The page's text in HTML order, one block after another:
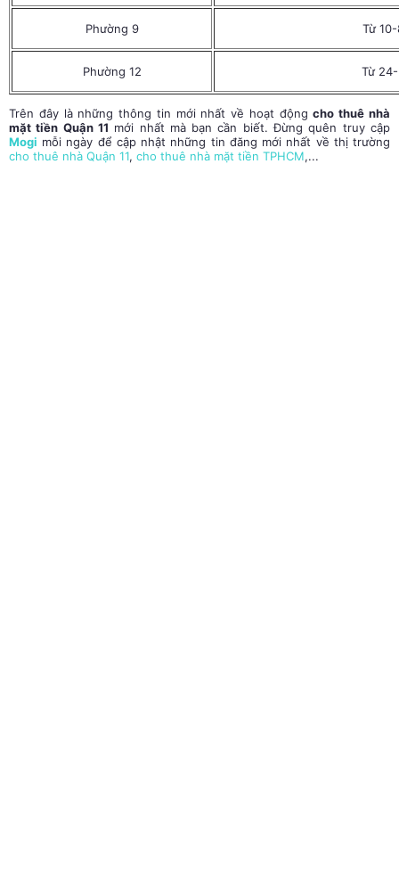
Phường 9 Từ
Phường 12 Từ
Trên đây là những thông tin mới nhất về hoạt độngcho thuê nhà
mặt tiền Quận 11 mới nhất mà bạn cần biết. Đừng quên truy cập
Mogi mỗi ngày để cập nhật những tin đăng mới nhất về thị trường
cho thuê nhà Quận 11, cho thuê nhà mặt tiền TPHCM,...